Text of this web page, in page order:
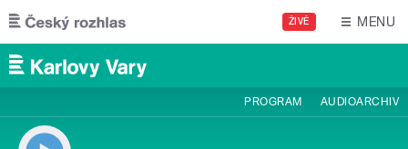
Přejít k hlavnímu obsahu
ŽIVĚ MENU
PROGRAM AUDIOARCHIV